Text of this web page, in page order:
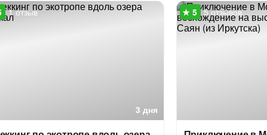
3 дня
1 отзыв 5 отзывов